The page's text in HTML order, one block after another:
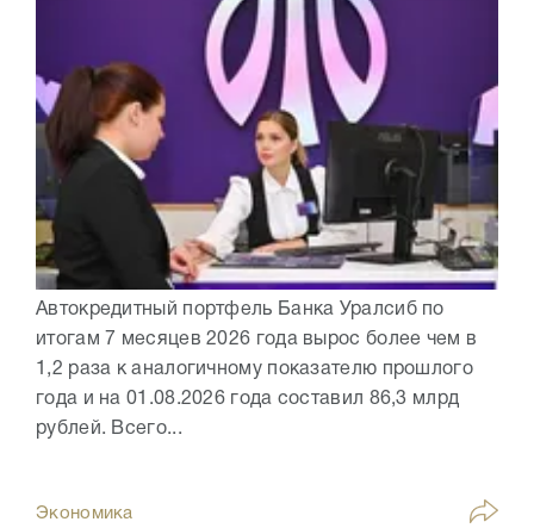
Автокредитный портфель Банка Уралсиб по
итогам 7 месяцев 2026 года вырос более чем в
1,2 раза к аналогичному показателю прошлого
года и на 01.08.2026 года составил 86,3 млрд
рублей. Всего...
Экономика